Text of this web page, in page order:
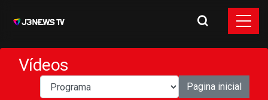
Vídeos
Pagina inicial